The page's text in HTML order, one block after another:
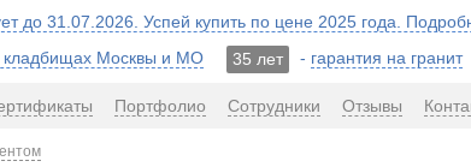
до 31.07.2026. Успей купить по цене 2025 года.
кладбищах Москвы и МО 35 лет - гарантия на гранит
Портфолио Сотрудники Отзывы